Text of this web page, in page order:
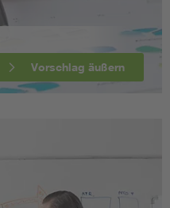
Vorschlag äußern